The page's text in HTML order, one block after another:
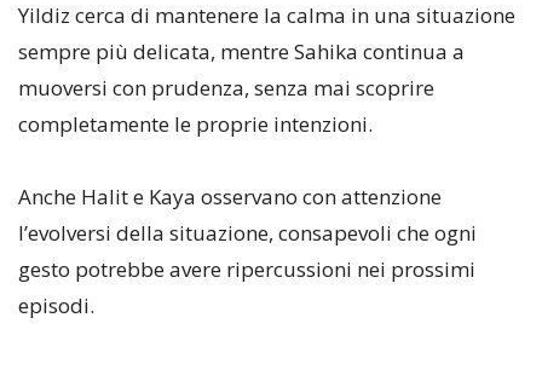
Yildiz cerca di mantenere la calma in una situazione
sempre più delicata, mentre Sahika continua a
muoversi con prudenza, senza mai scoprire
completamente le proprie intenzioni.
Anche Halit e Kaya osservano con attenzione
l’evolversi della situazione, consapevoli che ogni
gesto potrebbe avere ripercussioni nei prossimi
episodi.